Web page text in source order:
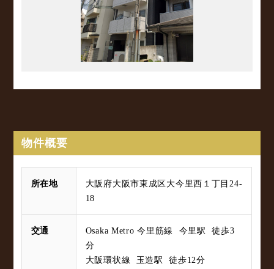
物件概要
所在地
大阪府大阪市東成区大今里西１丁目24-
18
交通
Osaka Metro 今里筋線 今里駅 徒歩3
分
大阪環状線 玉造駅 徒歩12分